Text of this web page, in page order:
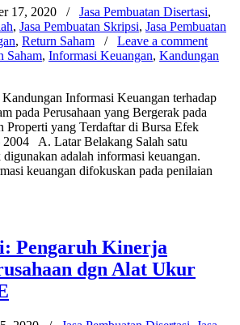
17, 2020 / Jasa Pembuatan Disertasi,
, Jasa Pembuatan Skripsi, Jasa Pembuatan
, Return Saham / Leave a comment
Saham, Informasi Keuangan, Kandungan
Informasi Keuangan terhadap
pada Perusahaan yang Bergerak pada
Properti yang Terdaftar di Bursa Efek
2004 A. Latar Belakang Salah satu
adalah informasi keuangan.
keuangan difokuskan pada penilaian
Pengaruh Kinerja
dgn Alat Ukur